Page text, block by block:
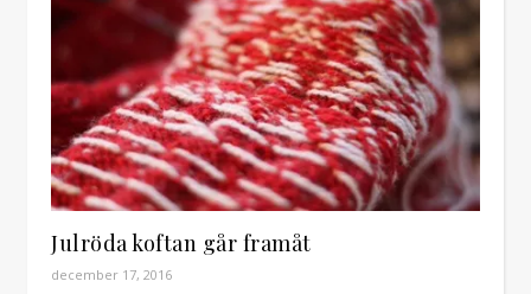
Julröda koftan går framåt
december 17, 2016